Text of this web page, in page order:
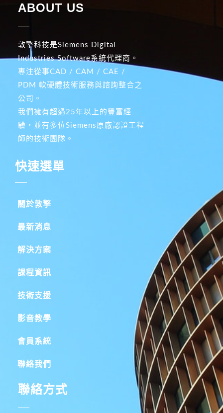
ABOUT US
敦擎科技是Siemens Digital
Industries Software系統代理商。
專注從事CAD / CAM / CAE /
PDM 軟硬體技術服務與諮詢整合之
公司。
我們擁有超過25年以上的豐富經
驗，並有多位Siemens原廠認證工程
師的技術團隊。
快速選單
關於敦擎
最新消息
解決方案
課程資訊
技術支援
影音教學
會員系統
聯絡我們
聯絡方式